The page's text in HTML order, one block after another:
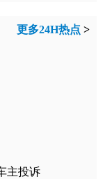
更多24H热点 >
主投诉